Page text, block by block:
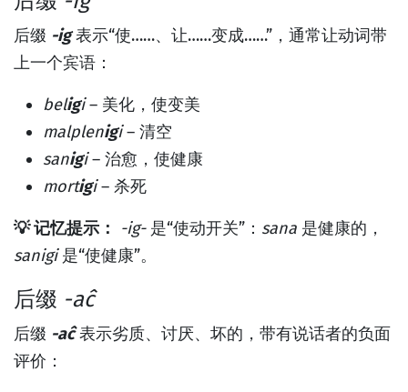
后缀 -ig表示“使……、让……变成……”，通常让动词带
上一个宾语：
beligi– 美化，使变美
malplenigi– 清空
sanigi– 治愈，使健康
mortigi– 杀死
💡 记忆提示： -ig-是“使动开关”： sana 是健康的，
sanigi是“使健康”。
后缀 -aĉ
后缀 -aĉ表示劣质、讨厌、坏的，带有说话者的负面
评价：